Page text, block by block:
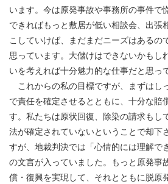
います。今は原発事故や事務所の事件で
できればもっと敷居が低い相談会、出張
こしていけば、まだまだニーズはあるの
思っています。大儲けはできないかもし
いを考えれば十分魅力的な仕事だと思っ
これからの私の目標ですが、まずはし
で責任を確定させるとともに、十分な賠
す。私たちは原状回復、除染の請求もし
法が確定されていないということで却下
すが、地裁判決では「心情的には理解で
の文言が入っていました。もっと原発事
償・復興を実現して、それとともに脱原